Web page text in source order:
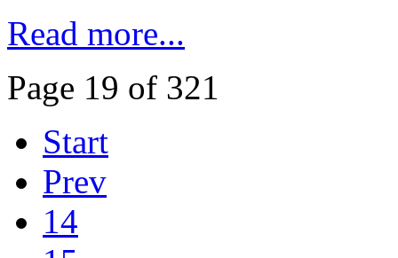
Read more...
Page 19 of 321
Start
Prev
14